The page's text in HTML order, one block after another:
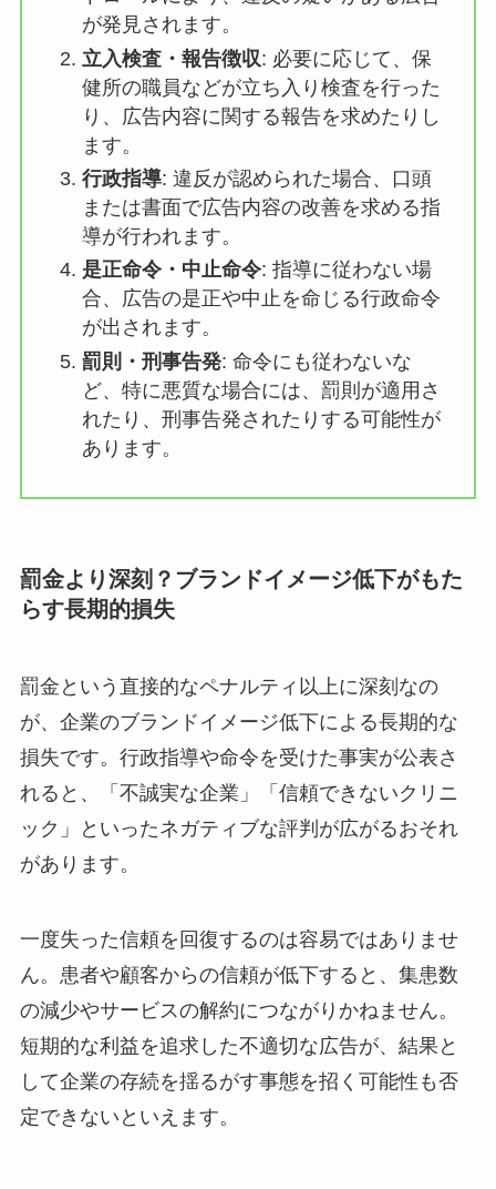
が発見されます。
立入検査・報告徴収: 必要に応じて、保
健所の職員などが立ち入り検査を行った
り、広告内容に関する報告を求めたりし
ます。
行政指導: 違反が認められた場合、口頭
または書面で広告内容の改善を求める指
導が行われます。
是正命令・中止命令: 指導に従わない場
合、広告の是正や中止を命じる行政命令
が出されます。
罰則・刑事告発: 命令にも従わないな
ど、特に悪質な場合には、罰則が適用さ
れたり、刑事告発されたりする可能性が
あります。
罰金より深刻？ブランドイメージ低下がもた
らす長期的損失
罰金という直接的なペナルティ以上に深刻なの
が、企業のブランドイメージ低下による長期的な
損失です。行政指導や命令を受けた事実が公表さ
れると、「不誠実な企業」「信頼できないクリニ
ック」といったネガティブな評判が広がるおそれ
があります。
一度失った信頼を回復するのは容易ではありませ
ん。患者や顧客からの信頼が低下すると、集患数
の減少やサービスの解約につながりかねません。
短期的な利益を追求した不適切な広告が、結果と
して企業の存続を揺るがす事態を招く可能性も否
定できないといえます。